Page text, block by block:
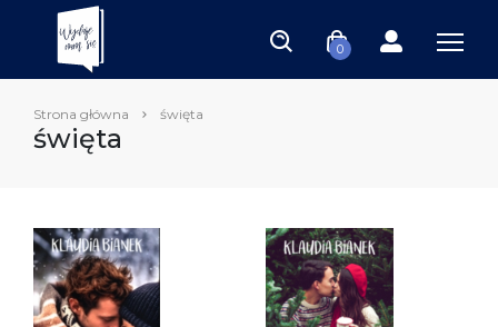
0
Strona główna święta
święta